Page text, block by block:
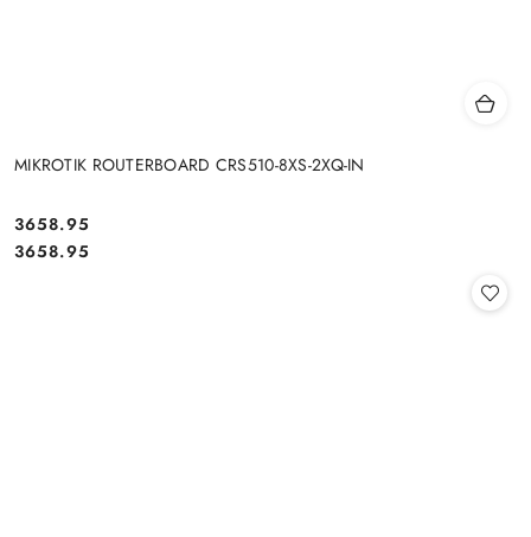
MIKROTIK ROUTERBOARD CRS510-8XS-2XQ-IN
Cena:
3658.95
Cena:
3658.95